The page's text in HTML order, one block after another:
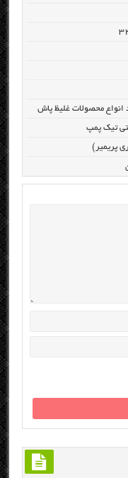
انواع محصولات غلیظ پاش
تیک پمپ
پریمیر)